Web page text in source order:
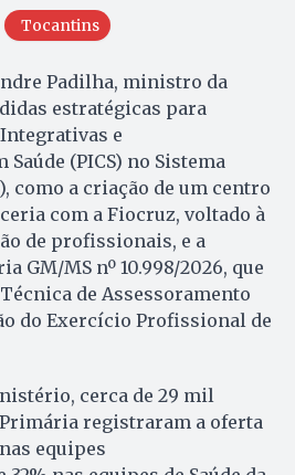
Tocantins
Padilha, ministro da
estratégicas para
e
(PICS) no Sistema
como a criação de um centro
com a Fiocruz, voltado à
de profissionais, e a
GM/MS nº 10.998/2026, que
de Assessoramento
do Exercício Profissional de
cerca de 29 mil
registraram a oferta
equipes